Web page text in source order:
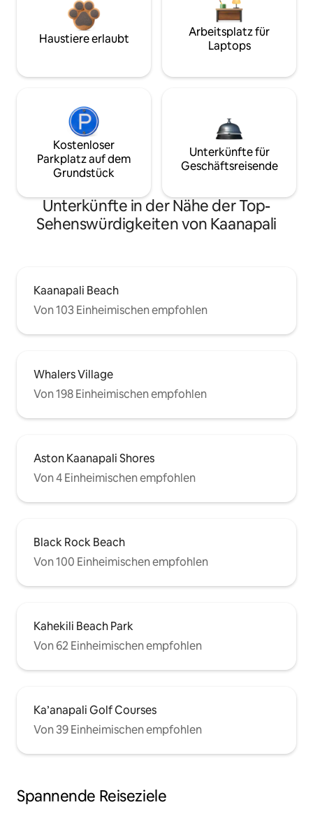
Haustiere erlaubt
Arbeitsplatz für
Laptops
Kostenloser
Parkplatz auf dem
Grundstück
Unterkünfte für
Geschäftsreisende
Unterkünfte in der Nähe der Top-
Sehenswürdigkeiten von Kaanapali
Kaanapali Beach
Von 103 Einheimischen empfohlen
Whalers Village
Von 198 Einheimischen empfohlen
Aston Kaanapali Shores
Von 4 Einheimischen empfohlen
Black Rock Beach
Von 100 Einheimischen empfohlen
Kahekili Beach Park
Von 62 Einheimischen empfohlen
Ka’anapali Golf Courses
Von 39 Einheimischen empfohlen
Spannende Reiseziele